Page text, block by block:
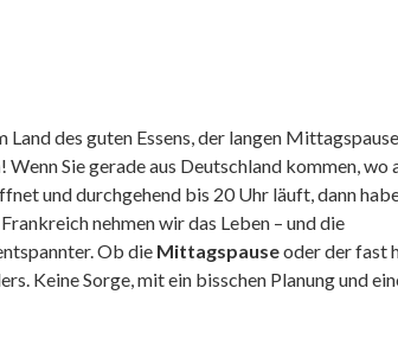
des guten Essens, der langen
! Wenn Sie gerade aus Deutschland kommen, wo
und durchgehend bis 20 Uhr läuft, dann
nehmen wir das Leben – und die
Ob die Mittagspauseoder der fast
Keine Sorge, mit ein bisschen Planung und